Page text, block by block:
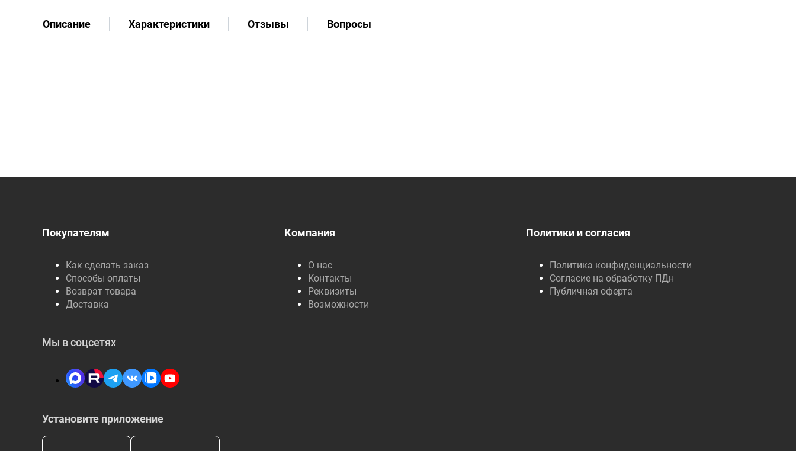
Описание Характеристики Отзывы Вопросы
Покупателям
Как сделать заказ
Способы оплаты
Возврат товара
Доставка
Компания
О нас
Контакты
Реквизиты
Возможности
Политики и согласия
Политика конфиденциальности
Согласие на обработку ПДн
Публичная оферта
Установите приложение
Мы в соцсетях